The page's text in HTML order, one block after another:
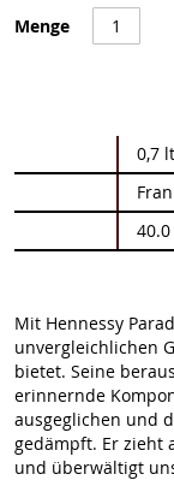
Menge
Informationen
0,7 lt
40.0
Mit Hennessy
unvergleichlichen
bietet. Seine
erinnernde
ausgeglichen und
gedämpft. Er zieht
und überwältigt